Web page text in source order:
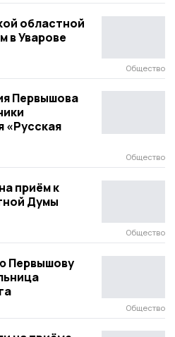
областной
в Уварове
Общество
Первышова
«Русская
Общество
приём к
Думы
Общество
Первышову
Общество